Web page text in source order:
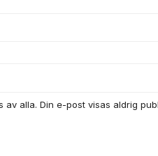
av alla. Din e-post visas aldrig